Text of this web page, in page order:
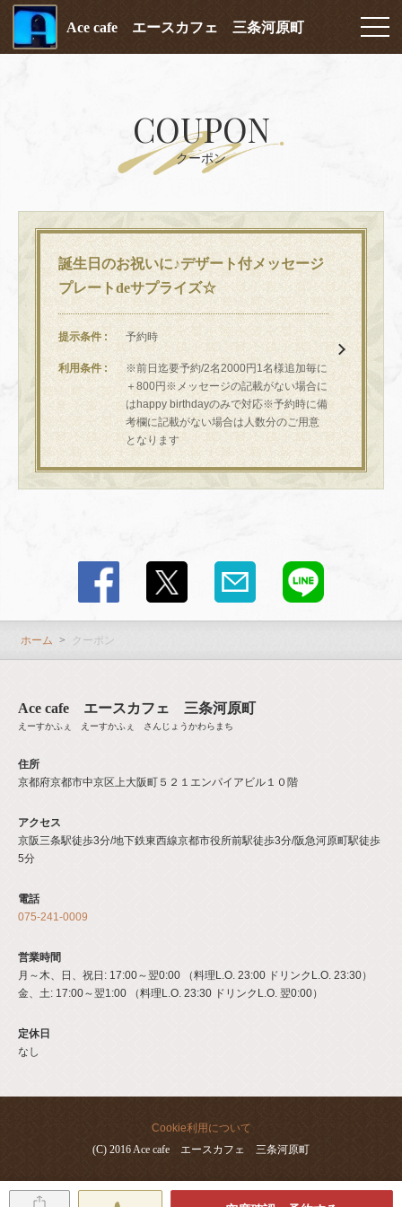
Ace cafe エースカフェ 三条河原町
COUPON
クーポン
誕生日のお祝いに♪デザート付メッセージ
プレートdeサプライズ☆
提示条件 予約時
利用条件
※前日迄要予約/2名2000円1名様追加毎に
＋800円※メッセージの記載がない場合に
はhappy birthdayのみで対応※予約時に備
考欄に記載がない場合は人数分のご用意
となります
ホーム クーポン
Ace cafe エースカフェ 三条河原町
えーすかふぇ えーすかふぇ さんじょうかわらまち
住所
京都府京都市中京区上大阪町５２１エンパイアビル１０階
アクセス
京阪三条駅徒歩3分/地下鉄東西線京都市役所前駅徒歩3分/阪急河原町駅徒歩
5分
電話
075-241-0009
営業時間
月～木、日、祝日: 17:00～翌0:00 （料理L.O. 23:00 ドリンクL.O. 23:30）
金、土: 17:00～翌1:00 （料理L.O. 23:30 ドリンクL.O. 翌0:00）
定休日
なし
Cookie利用について
(C) 2016 Ace cafe エースカフェ 三条河原町
京都府京都市中京区上大阪町５２１エンパイアビル１０階
https://acecafe.owst.jp/coupons
お店情報をコピー